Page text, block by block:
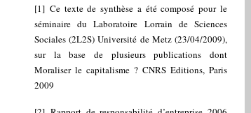
[1] Ce texte de synthèse a été composé pour le
séminaire du Laboratoire Lorrain de Sciences
Sociales (2L2S) Université de Metz (23/04/2009),
sur la base de plusieurs publications dont
Moraliser le capitalisme ? CNRS Editions, Paris
2009